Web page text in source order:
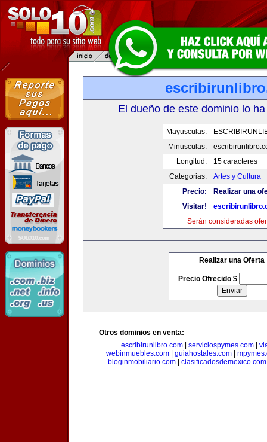
El dueño de este dominio lo
Mayusculas:
Minusculas:
Longitud:
15 caracteres
Categorias:
Artes y Cultura
Precio:
Realizar una
Visitar!
Serán consideradas
Realizar una Oferta
Precio Ofrecido $
Otros dominios en venta:
escribirunlibro.com
serviciospymes.com
webinmuebles.com| guiahostales.com|
bloginmobiliario.com| clasificadosdemexico.com